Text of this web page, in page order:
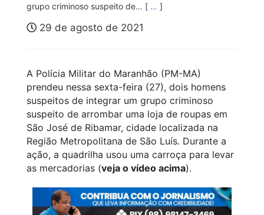
grupo criminoso suspeito de… [ … ]
29 de agosto de 2021
A Polícia Militar do Maranhão (PM-MA)
prendeu nessa sexta-feira (27), dois homens
suspeitos de integrar um grupo criminoso
suspeito de arrombar uma loja de roupas em
São José de Ribamar, cidade localizada na
Região Metropolitana de São Luís. Durante a
ação, a quadrilha usou uma carroça para levar
as mercadorias (veja o vídeo acima).